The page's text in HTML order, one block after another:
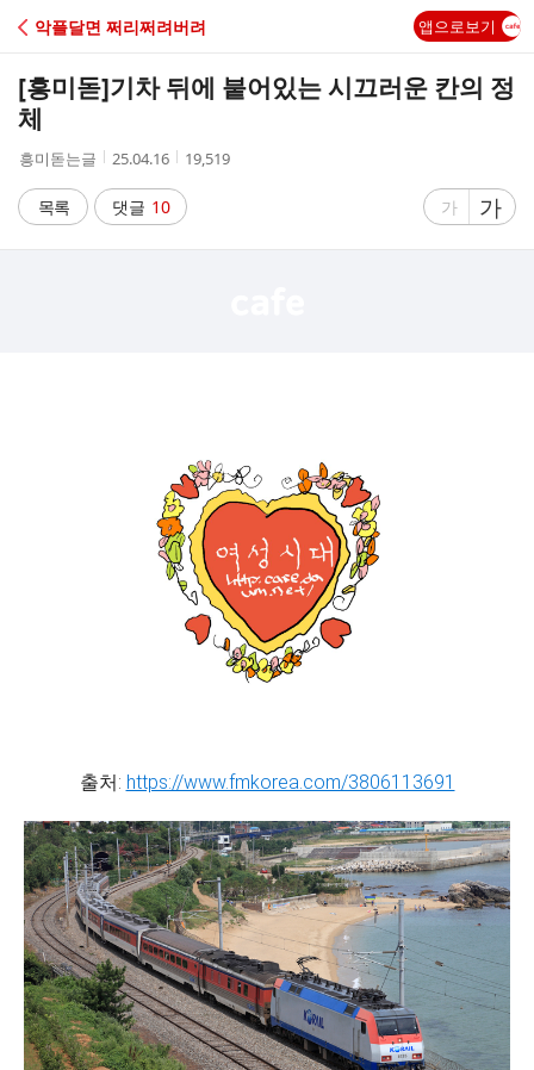
C
A
악플달면 쩌리쩌려버려 앱으로보기
[흥미돋]기차 뒤에 붙어있는 시끄러운 칸의 정
체
작
자
흥미돋는글
작
시
간
25.04.16
조
수
19,519
목록 댓글 10
글
가
글
자
가
출처: https://www.fmkorea.com/3806113691